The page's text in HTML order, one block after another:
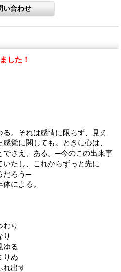
した！
。それは感情に限らず、見え
覚に関しても。ときに心は、
でさえ、ある。─今のこの出来事
たし、これからずっと先に
だろう─
による。
むり
り
ゆる
りぬ
れ出す